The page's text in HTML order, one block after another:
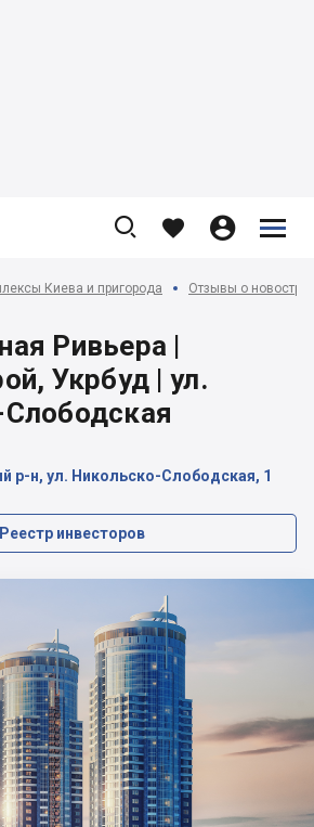
   


Киева и пригорода Отзывы о
Ривьера |
Укрбуд | ул.
р-н, ул. Никольско-Слободская, 1
Реестр инвесторов